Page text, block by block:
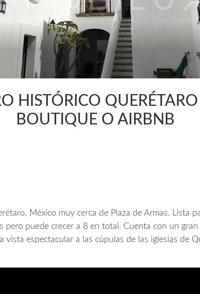
HISTÓRICO
BOUTIQUE O AIRBNB
México muy cerca de Plaza de Armas. Lista
puede crecer a 8 en total. Cuenta con un
vista espectacular a las cúpulas de las iglesias de